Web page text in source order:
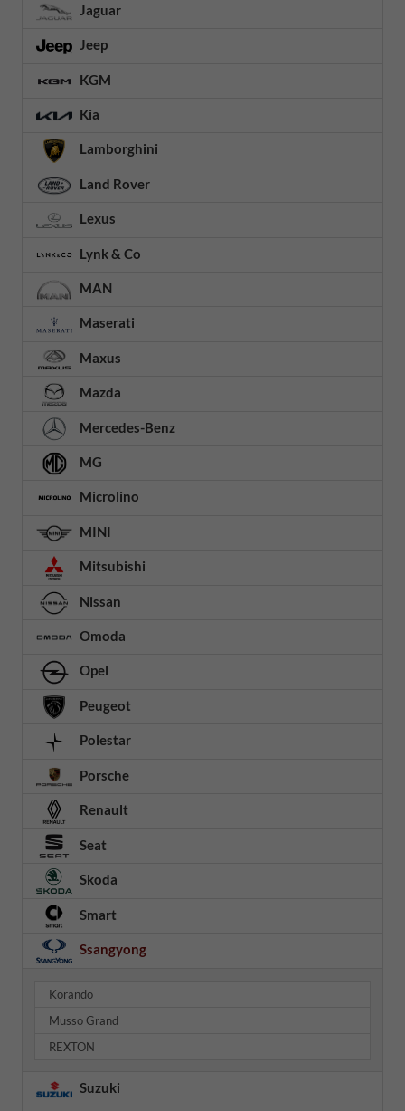
Jaguar
Jeep
KGM
Kia
Lamborghini
Land Rover
Lexus
Lynk & Co
MAN
Maserati
Maxus
Mazda
Mercedes-Benz
MG
Microlino
MINI
Mitsubishi
Nissan
Omoda
Opel
Peugeot
Polestar
Porsche
Renault
Seat
Skoda
Smart
Ssangyong
Korando
Musso Grand
REXTON
Suzuki